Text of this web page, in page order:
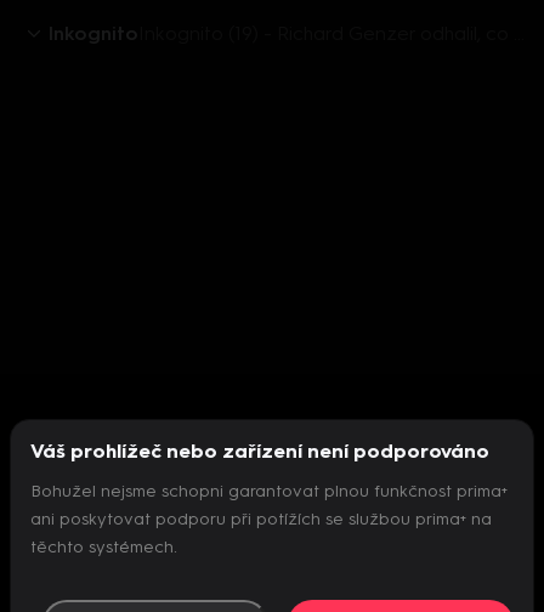
Inkognito
Nepodařilo se inicializovat přehrávač
Váš prohlížeč nebo zařízení není podporováno
Bohužel nejsme schopni garantovat plnou funkčnost prima+
ani poskytovat podporu při potížích se službou prima+ na
těchto systémech.